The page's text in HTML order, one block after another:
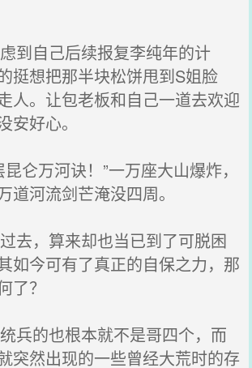
到自己后续报复李纯年的计
挺想把那半块松饼甩到S姐脸
人。让包老板和自己一道去欢迎
安好心。
仑万河诀！”一万座大山爆炸，
道河流剑芒淹没四周。
去，算来却也当已到了可脱困
如今可有了真正的自保之力，那
了？
兵的也根本就不是哥四个，而
突然出现的一些曾经大荒时的存